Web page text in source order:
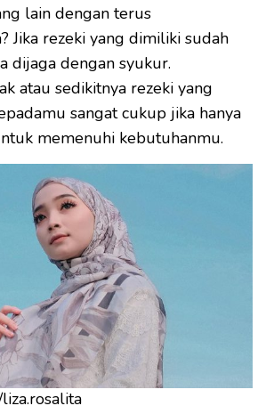
lain dengan terus
Jika rezeki yang dimiliki sudah
dijaga dengan syukur.
atau sedikitnya rezeki yang
sangat cukup jika hanya
memenuhi kebutuhanmu.